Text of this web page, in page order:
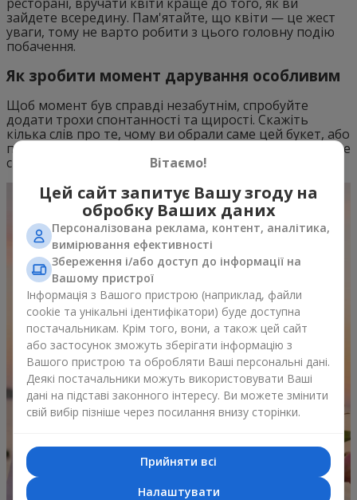
зайдете всередину. Пам'ятайте, що квіти — це жест
уваги, тому не варто робити з цього головну подію
побачення.
Як зробити момент дарування особливим
Щоб момент був справді незабутнім, спробуйте
додати трохи спонтанності та щирості. Скажіть
кілька слів про те, чому ви обрали саме цей букет, або
поділіться думками про значення квітів. Це допоможе
створити теплу і дружню атмосферу.
Вітаємо!
Цей сайт запитує Вашу згоду на
обробку Ваших даних
Персоналізована реклама, контент, аналітика,
вимірювання ефективності
Збереження і/або доступ до інформації на
Вашому пристрої
Інформація з Вашого пристрою (наприклад, файли
cookie та унікальні ідентифікатори) буде доступна
постачальникам. Крім того, вони, а також цей сайт
або застосунок зможуть зберігати інформацію з
Вашого пристрою та обробляти Ваші персональні дані.
Деякі постачальники можуть використовувати Ваші
дані на підставі законного інтересу. Ви можете змінити
свій вибір пізніше через посилання внизу сторінки.
Прийняти всі
Налаштувати